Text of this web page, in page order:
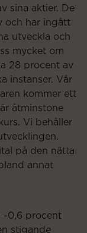
sina aktier. De
och har ingått
utveckla och
mycket om
28 procent av
instanser. Vår
kommer ett
åtminstone
Vi behåller
på den nätta
annat
-0,6 procent
stigande